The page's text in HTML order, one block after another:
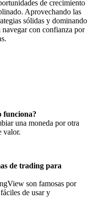
de crecimiento
Aprovechando las
sólidas y dominando
con confianza por
funciona?
una moneda por otra
valor.
de trading para
son famosas por
de usar y